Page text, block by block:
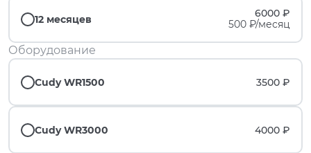
12 месяцев
6000 ₽
500 ₽/месяц
Оборудование
Cudy WR1500 3500 ₽
Cudy WR3000 4000 ₽